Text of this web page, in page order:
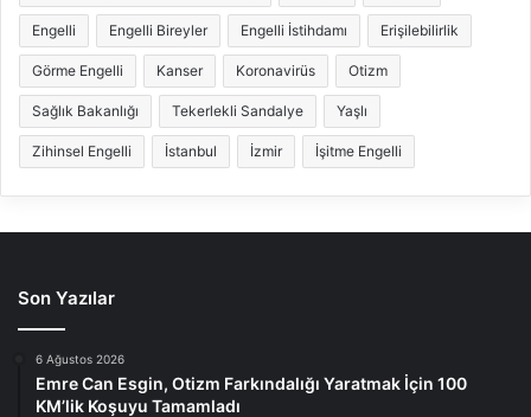
Engelli Engelli Bireyler Engelli İstihdamı Erişilebilirlik
Görme Engelli Kanser Koronavirüs Otizm
Sağlık Bakanlığı Tekerlekli Sandalye Yaşlı
Zihinsel Engelli İstanbul İzmir İşitme Engelli
Son Yazılar
6 Ağustos 2026
Emre Can Esgin, Otizm Farkındalığı Yaratmak İçin 100
KM’lik Koşuyu Tamamladı